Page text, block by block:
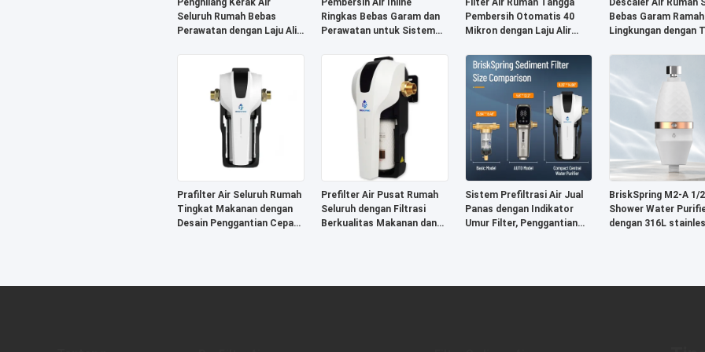
Penghilang Kerak Air
Seluruh Rumah Bebas
Perawatan dengan Laju Alir
Bersertifikat NSF
Pembersih Air Inline
Ringkas Bebas Garam dan
Perawatan untuk Sistem
Filter Air Rumah Tangga
Pembersih Otomatis 40
Mikron dengan Laju Alir
Sedimen Putar
Descaler Air Rumah
Bebas Garam Ramah
Lingkungan dengan
Perlindungan Air
Prafilter Air Seluruh Rumah
Tingkat Makanan dengan
Desain Penggantian Cepat
Prefilter Air Pusat Rumah
Seluruh dengan Filtrasi
Berkualitas Makanan dan
Sistem Prefiltrasi Air Jual
Panas dengan Indikator
Umur Filter, Penggantian
BriskSpring M2-A 1/
Shower Water
dengan 316L